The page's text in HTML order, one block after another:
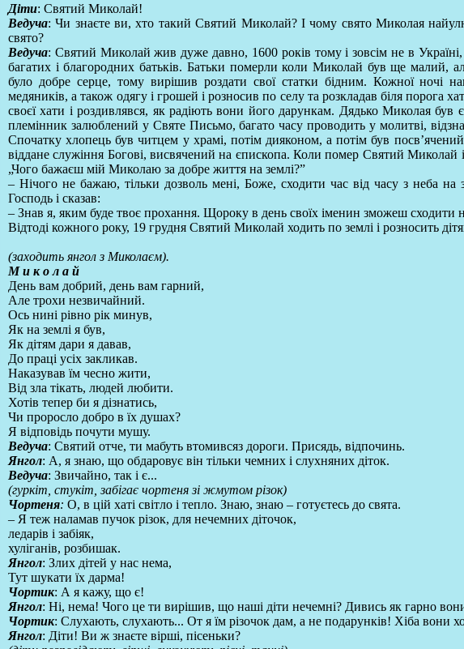
Діти: Святий Миколай!
Ведуча: Чи знаєте ви, хто такий Святий Миколай? І чому свято Миколая
свято?
Ведуча: Святий Миколай жив дуже давно, 1600 років тому і зовсім не в Україні,
багатих і благородних батьків. Батьки померли коли Миколай був ще малий,
було добре серце, тому вирішив роздати свої статки бідним. Кожної ночі
медяників, а також одягу і грошей і розносив по селу та розкладав біля порога
своєї хати і роздивлявся, як радіють вони його дарункам. Дядько Миколая
племінник залюблений у Святе Письмо, багато часу проводить у молитві,
Спочатку хлопець був читцем у храмі, потім дияконом, а потім був
віддане служіння Богові, висвячений на єпископа. Коли помер Святий Миколай
„Чого бажаєш мій Миколаю за добре життя на землі?”
– Нічого не бажаю, тільки дозволь мені, Боже, сходити час від часу з неба на
Господь і сказав:
– Знав я, яким буде твоє прохання. Щороку в день своїх іменин зможеш сходити
Відтоді кожного року, 19 грудня Святий Миколай ходить по землі і розносить
(заходить янгол з Миколаєм).
М и к о л а й
День вам добрий, день вам гарний,
Але трохи незвичайний.
Ось нині рівно рік минув,
Як на землі я був,
Як дітям дари я давав,
До праці усіх закликав.
Наказував їм чесно жити,
Від зла тікать, людей любити.
Хотів тепер би я дізнатись,
Чи проросло добро в їх душах?
Я відповідь почути мушу.
Ведуча: Святий отче, ти мабуть втомивсяз дороги. Присядь, відпочинь.
Янгол: А, я знаю, що обдаровує він тільки чемних і слухняних діток.
Ведуча: Звичайно, так і є...
(гуркіт, стукіт, забігає чортеня зі жмутом різок)
Чортеня: О, в цій хаті світло і тепло. Знаю, знаю – готуєтесь до свята.
– Я теж наламав пучок різок, для нечемних діточок,
ледарів і забіяк,
хуліганів, розбишак.
Янгол: Злих дітей у нас нема,
Тут шукати їх дарма!
Чортик: А я кажу, що є!
Янгол: Ні, нема! Чого це ти вирішив, що наші діти нечемні? Дивись як гарно
Чортик: Слухають, слухають... От я їм різочок дам, а не подарунків! Хіба вони
Янгол: Діти! Ви ж знаєте вірші, пісеньки?